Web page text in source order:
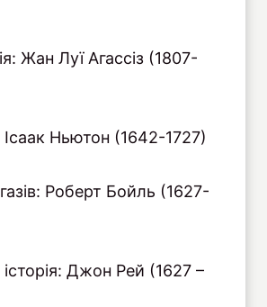
Жан Луї Агассіз (1807-
Ісаак Ньютон (1642-1727)
Роберт Бойль (1627-
Джон Рей (1627 –